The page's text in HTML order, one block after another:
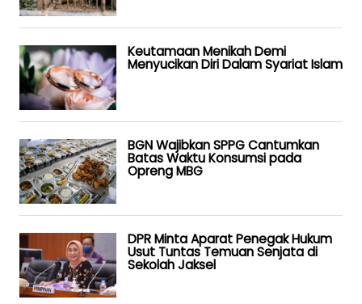
Keutamaan Menikah Demi
Menyucikan Diri Dalam Syariat Islam
BGN Wajibkan SPPG Cantumkan
Batas Waktu Konsumsi pada
Opreng MBG
DPR Minta Aparat Penegak Hukum
Usut Tuntas Temuan Senjata di
Sekolah Jaksel